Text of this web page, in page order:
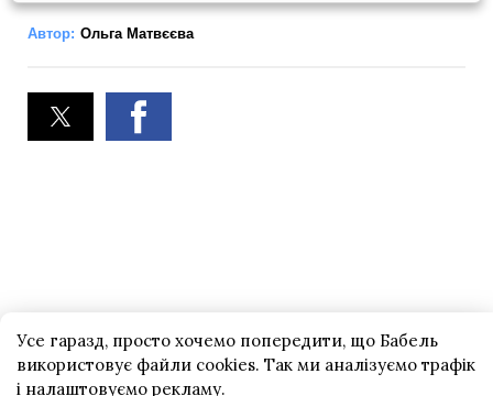
Автор: Ольга Матвєєва
Усе гаразд, просто хочемо попередити, що Бабель
використовує файли cookies. Так ми аналізуємо трафік
і налаштовуємо рекламу.